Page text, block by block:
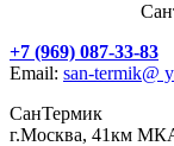
+7 (969) 087-33-83
Email: san-termik@
СанТермик
г.Москва, 41км